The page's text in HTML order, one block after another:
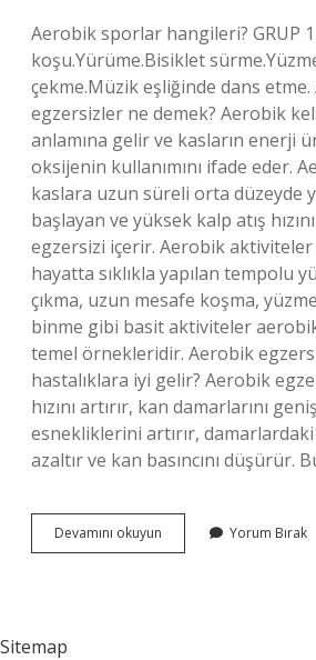
Aerobik sporlar hangileri? GRUP
koşu.Yürüme.Bisiklet
çekme.Müzik eşliğinde dans
egzersizler ne demek? Aerobik
anlamına gelir ve kasların enerji
oksijenin kullanımını ifade eder.
kaslara uzun süreli orta düzeyde
başlayan ve yüksek kalp atış
egzersizi içerir. Aerobik
hayatta sıklıkla yapılan tempolu
çıkma, uzun mesafe koşma,
binme gibi basit aktiviteler
temel örnekleridir. Aerobik
hastalıklara iyi gelir? Aerobik
hızını artırır, kan damarlarını
esnekliklerini artırır,
azaltır ve kan basıncını düşürür.
Devamını okuyun Aerobik
Egzersizler
Yorum Bırak
Sitemap